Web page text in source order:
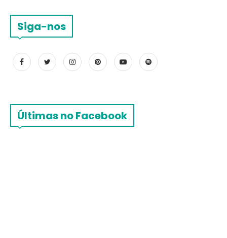
Siga-nos
Últimas no Facebook